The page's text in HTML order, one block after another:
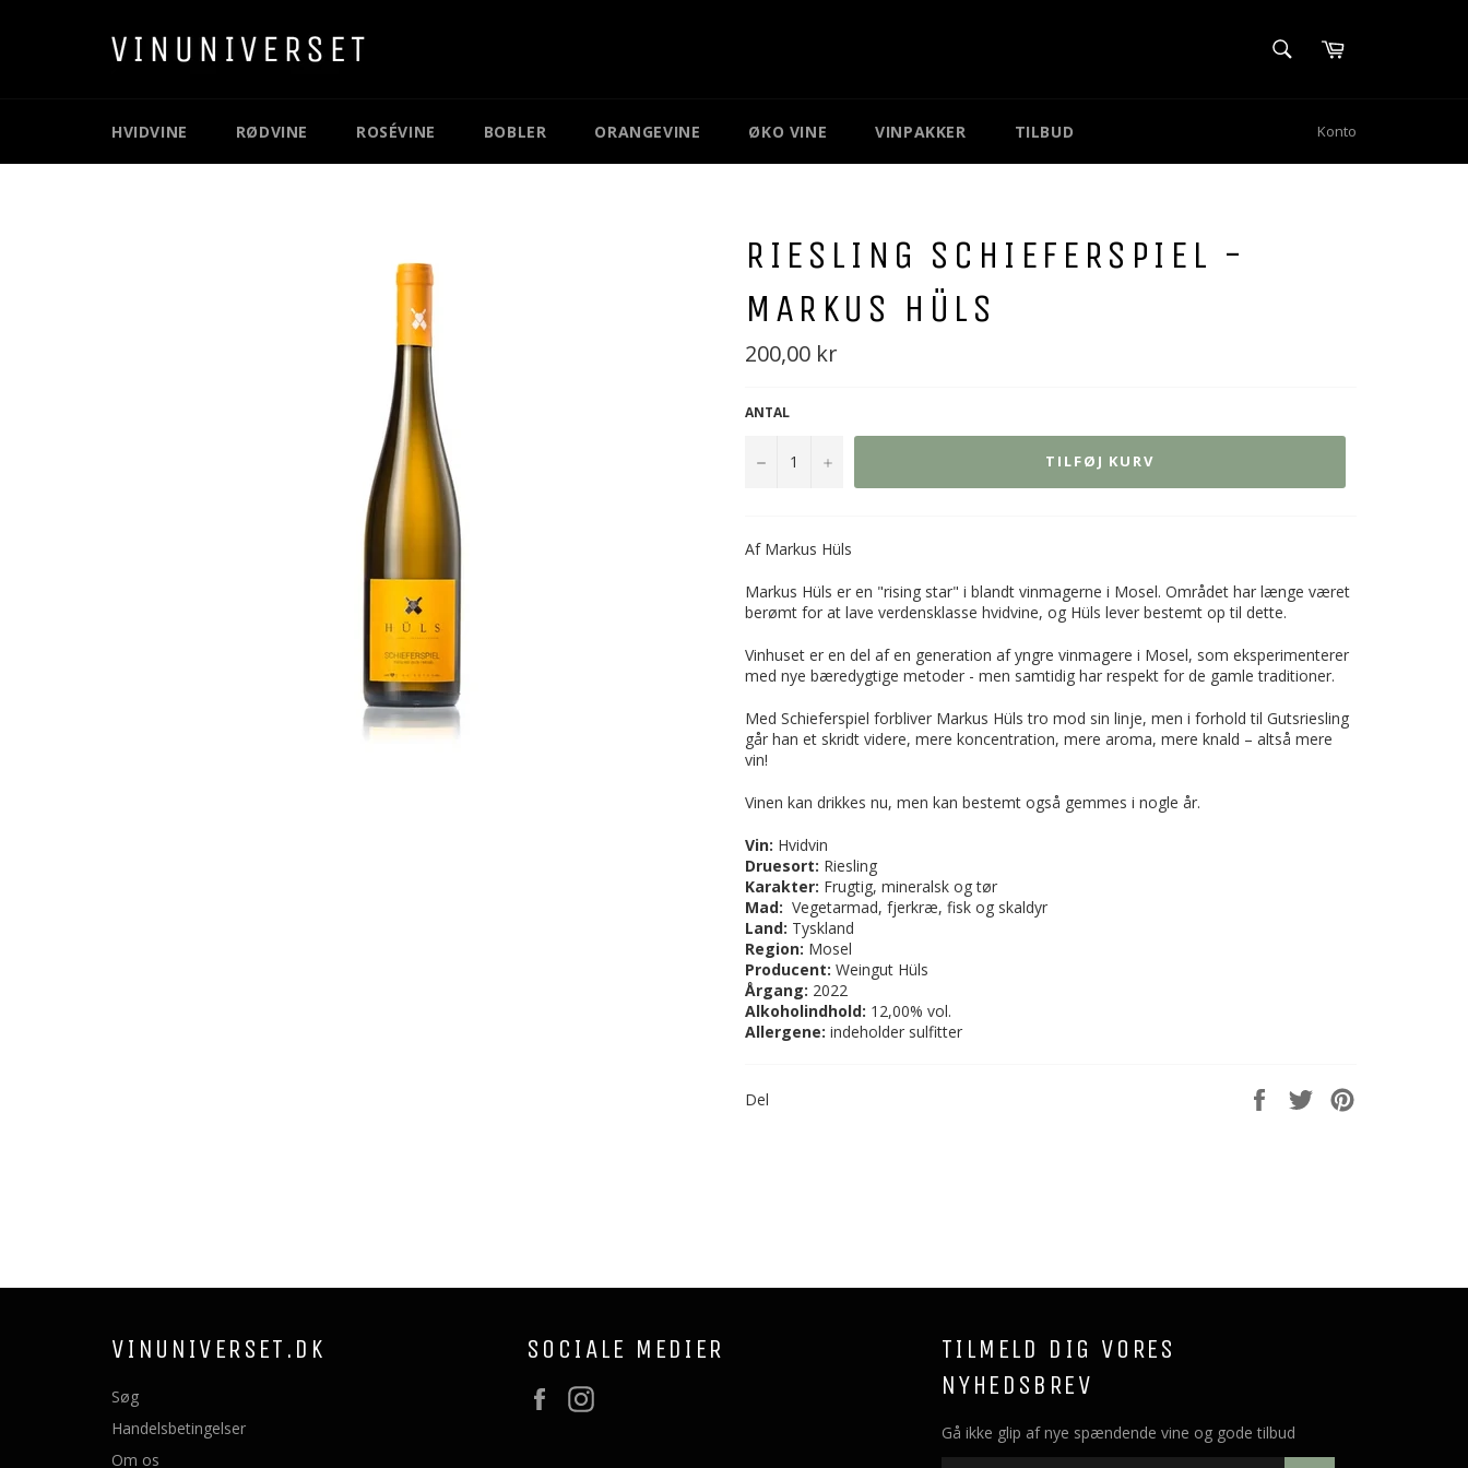
SØG Kurv
HVIDVINE RØDVINE ROSÉVINE BOBLER ORANGEVINE ØKO VINE VINPAKKER TILBUD Konto
RIESLING SCHIEFERSPIEL -
MARKUS HÜLS
Normal
pris
200,00 kr
ANTAL
− + TILFØJ KURV
Af Markus Hüls
Markus Hüls er en "rising star" i blandt vinmagerne i Mosel. Området har længe været
berømt for at lave verdensklasse hvidvine, og Hüls lever bestemt op til dette.
Vinhuset er en del af en generation af yngre vinmagere i Mosel, som eksperimenterer
med nye bæredygtige metoder - men samtidig har respekt for de gamle traditioner.
Med Schieferspiel forbliver Markus Hüls tro mod sin linje, men i forhold til Gutsriesling
går han et skridt videre, mere koncentration, mere aroma, mere knald – altså mere
vin!
Vinen kan drikkes nu, men kan bestemt også gemmes i nogle år.
Vin: Hvidvin
Druesort: Riesling
Karakter: Frugtig, mineralsk og tør
Mad: Vegetarmad, fjerkræ, fisk og skaldyr
Land: Tyskland
Region: Mosel
Producent: Weingut Hüls
Årgang: 2022
Alkoholindhold: 12,00% vol.
Allergene: indeholder sulfitter
Del
Del
på
Del
VINUNIVERSET.DK
Søg
Handelsbetingelser
Om os
SOCIALE MEDIER
Facebook
TILMELD DIG VORES
NYHEDSBREV
Gå ikke glip af nye spændende vine og gode tilbud